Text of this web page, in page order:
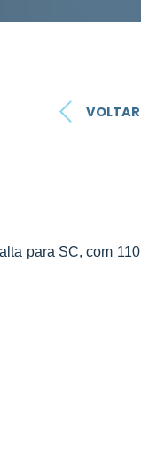
VOLTAR
para SC, com 110